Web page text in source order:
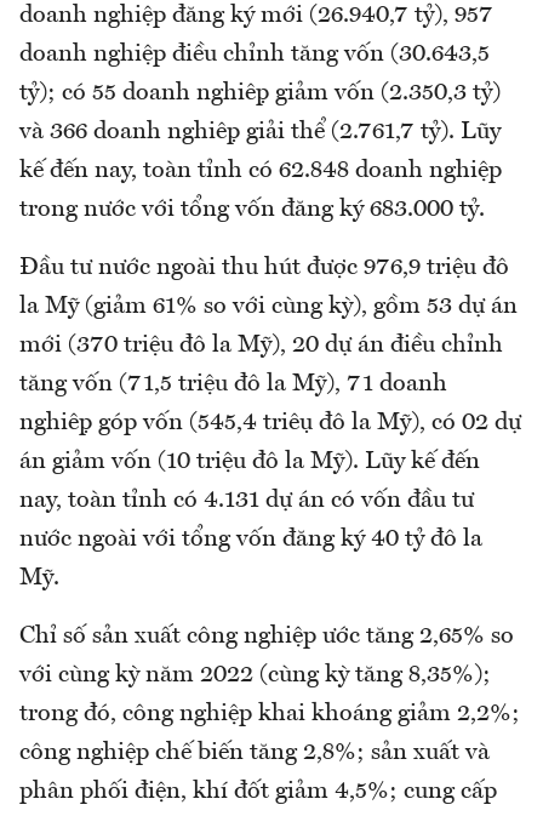
doanh nghiệp đăng ký mới (26.940,7 tỷ), 957
doanh nghiệp điều chỉnh tăng vốn (30.643,5
tỷ); có 55 doanh nghiệp giảm vốn (2.350,3 tỷ)
và 366 doanh nghiệp giải thể (2.761,7 tỷ). Lũy
kế đến nay, toàn tỉnh có 62.848 doanh nghiệp
trong nước với tổng vốn đăng ký 683.000 tỷ.
Đầu tư nước ngoài thu hút được 976,9 triệu đô
la Mỹ (giảm 61% so với cùng kỳ), gồm 53 dự án
mới (370 triệu đô la Mỹ), 20 dự án điều chỉnh
tăng vốn (71,5 triệu đô la Mỹ), 71 doanh
nghiệp góp vốn (545,4 triệu đô la Mỹ), có 02 dự
án giảm vốn (10 triệu đô la Mỹ). Lũy kế đến
nay, toàn tỉnh có 4.131 dự án có vốn đầu tư
nước ngoài với tổng vốn đăng ký 40 tỷ đô la
Mỹ.
Chỉ số sản xuất công nghiệp ước tăng 2,65% so
với cùng kỳ năm 2022 (cùng kỳ tăng 8,35%);
trong đó, công nghiệp khai khoáng giảm 2,2%;
công nghiệp chế biến tăng 2,8%; sản xuất và
phân phối điện, khí đốt giảm 4,5%; cung cấp